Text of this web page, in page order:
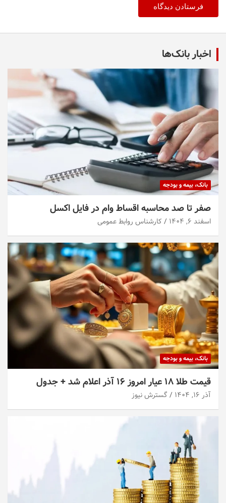
اخبار بانک‌ها
بانک، بیمه و بودجه
صفر تا صد محاسبه اقساط وام در فایل اکسل
اسفند ۶, ۱۴۰۴ کارشناس روابط عمومی
بانک، بیمه و بودجه
قیمت طلا ۱۸ عیار امروز ۱۶ آذر اعلام شد + جدول
آذر ۱۶, ۱۴۰۴ گسترش نیوز